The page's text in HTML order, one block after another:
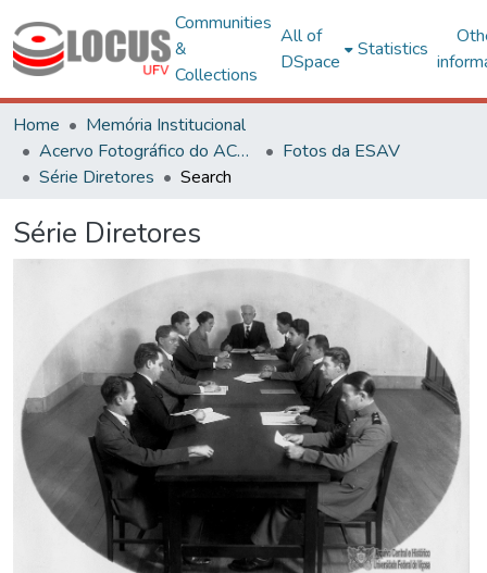
Communities
&
Collections
All of
DSpace
Statistics
Home
Memória Institucional
Acervo Fotográfico do ACH-UFV
Fotos da ESAV
Série Diretores
Search
Série Diretores